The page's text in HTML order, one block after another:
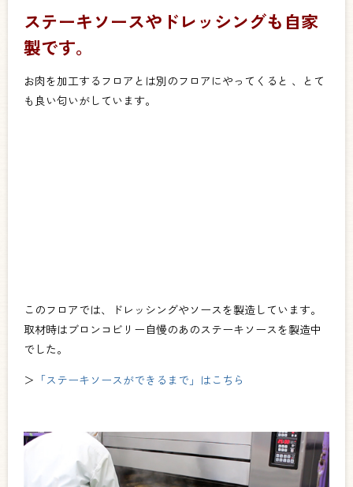
ステーキソースやドレッシングも自家
製です。
お肉を加工するフロアとは別のフロアにやってくると 、とて
も良い匂いがしています。
このフロアでは、ドレッシングやソースを製造しています。
取材時はブロンコビリー自慢のあのステーキソースを製造中
でした。
＞ 「ステーキソースができるまで」はこちら